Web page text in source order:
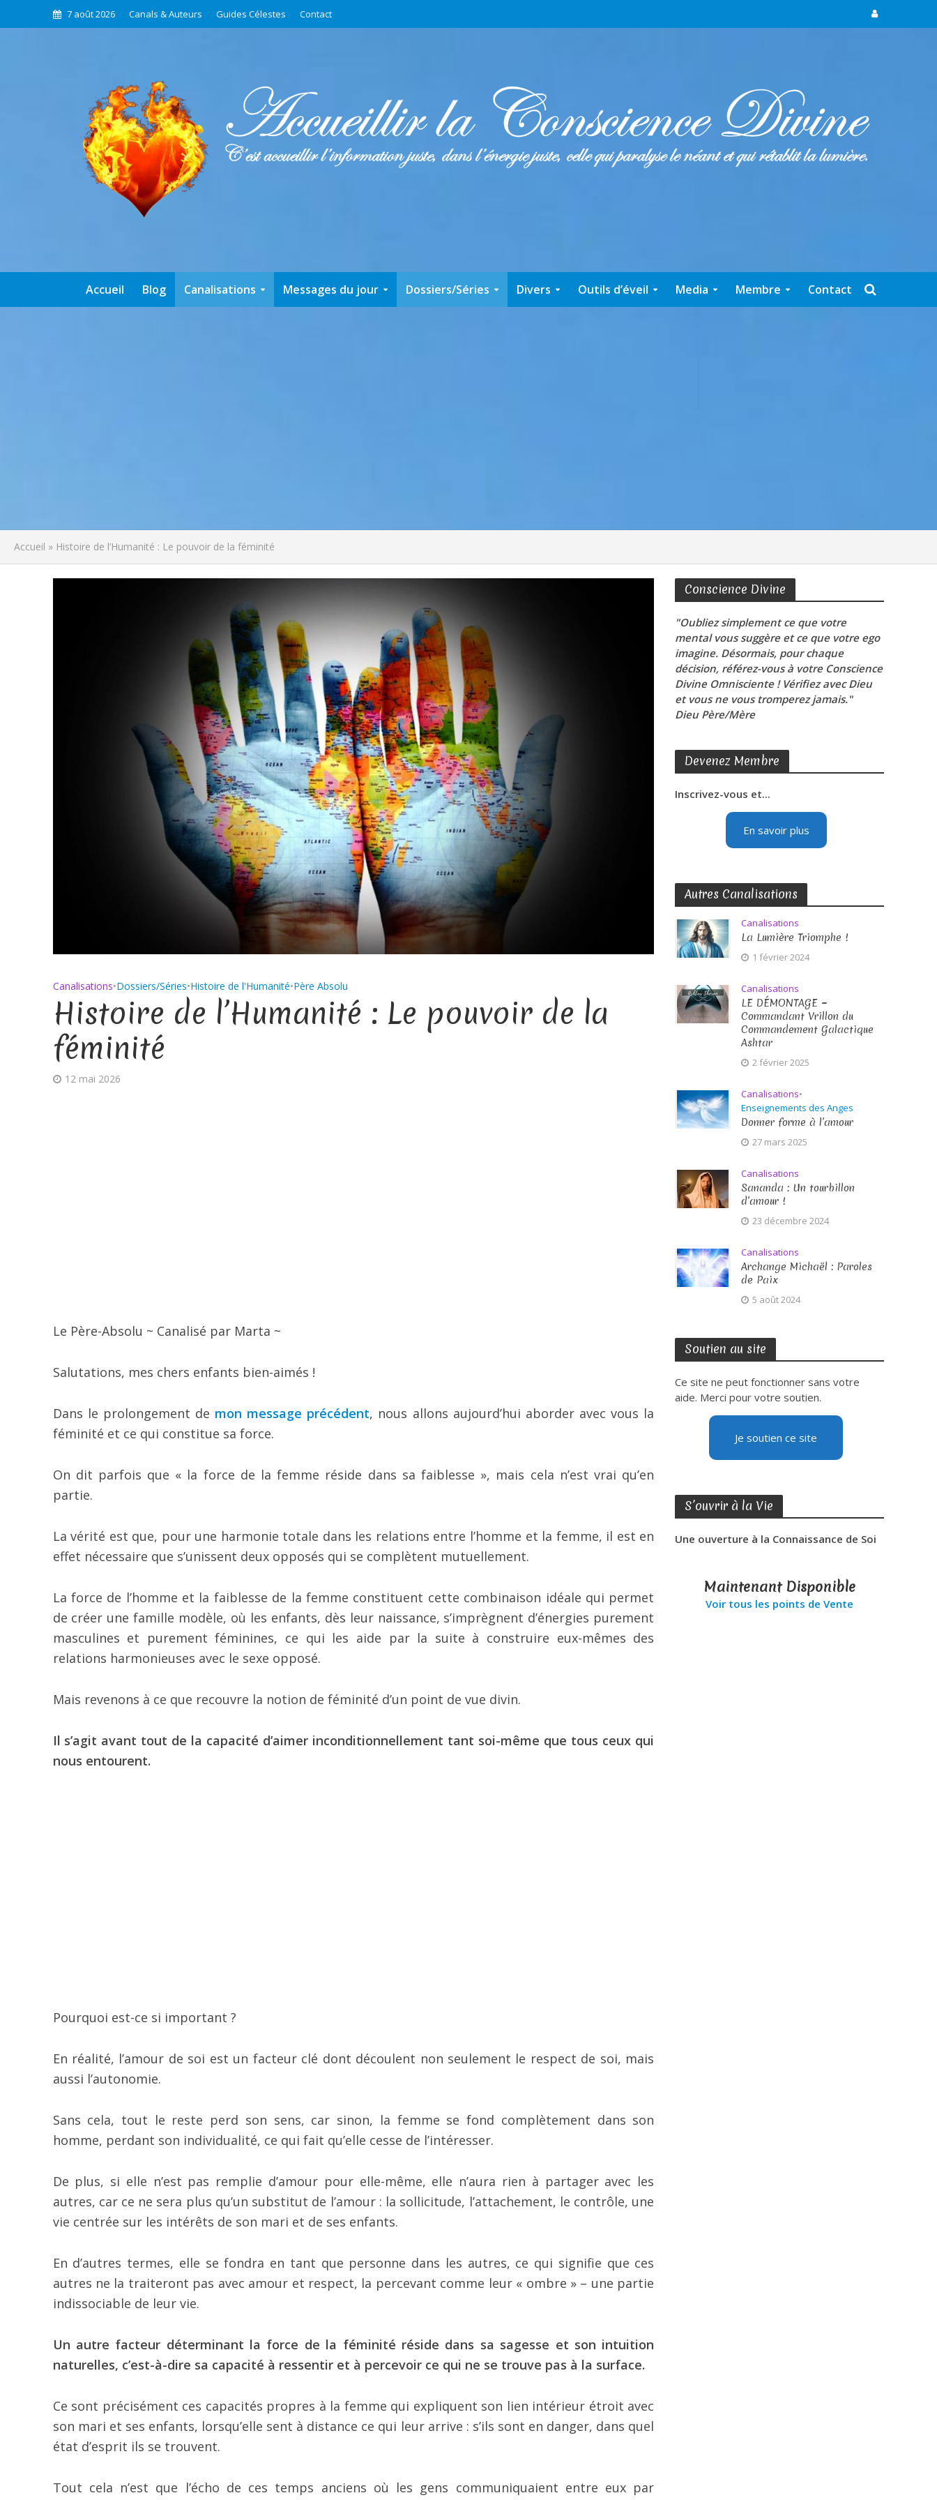
7 août 2026 Canals & Auteurs Guides Célestes Contact
Accueil Blog Canalisations Messages du jour Dossiers/Séries Divers Outils d’éveil Media Membre Contact
Accueil » Histoire de l’Humanité : Le pouvoir de la féminité
Canalisations•Dossiers/Séries•Histoire de l'Humanité•Père Absolu
Histoire de l’Humanité : Le pouvoir de la
féminité
12 mai 2026
Le Père-Absolu ~ Canalisé par Marta ~
Salutations, mes chers enfants bien-aimés !
Dans le prolongement de mon message précédent, nous allons aujourd’hui aborder avec vous la
féminité et ce qui constitue sa force.
On dit parfois que « la force de la femme réside dans sa faiblesse », mais cela n’est vrai qu’en
partie.
La vérité est que, pour une harmonie totale dans les relations entre l’homme et la femme, il est en
effet nécessaire que s’unissent deux opposés qui se complètent mutuellement.
La force de l’homme et la faiblesse de la femme constituent cette combinaison idéale qui permet
de créer une famille modèle, où les enfants, dès leur naissance, s’imprègnent d’énergies purement
masculines et purement féminines, ce qui les aide par la suite à construire eux-mêmes des
relations harmonieuses avec le sexe opposé.
Mais revenons à ce que recouvre la notion de féminité d’un point de vue divin.
Il s’agit avant tout de la capacité d’aimer inconditionnellement tant soi-même que tous ceux qui
nous entourent.
Pourquoi est-ce si important ?
En réalité, l’amour de soi est un facteur clé dont découlent non seulement le respect de soi, mais
aussi l’autonomie.
Sans cela, tout le reste perd son sens, car sinon, la femme se fond complètement dans son
homme, perdant son individualité, ce qui fait qu’elle cesse de l’intéresser.
De plus, si elle n’est pas remplie d’amour pour elle-même, elle n’aura rien à partager avec les
autres, car ce ne sera plus qu’un substitut de l’amour : la sollicitude, l’attachement, le contrôle, une
vie centrée sur les intérêts de son mari et de ses enfants.
En d’autres termes, elle se fondra en tant que personne dans les autres, ce qui signifie que ces
autres ne la traiteront pas avec amour et respect, la percevant comme leur « ombre » – une partie
indissociable de leur vie.
Un autre facteur déterminant la force de la féminité réside dans sa sagesse et son intuition
naturelles, c’est-à-dire sa capacité à ressentir et à percevoir ce qui ne se trouve pas à la surface.
Ce sont précisément ces capacités propres à la femme qui expliquent son lien intérieur étroit avec
son mari et ses enfants, lorsqu’elle sent à distance ce qui leur arrive : s’ils sont en danger, dans quel
état d’esprit ils se trouvent.
Tout cela n’est que l’écho de ces temps anciens où les gens communiquaient entre eux par
Conscience Divine
"Oubliez simplement ce que votre
mental vous suggère et ce que votre ego
imagine. Désormais, pour chaque
décision, référez-vous à votre Conscience
Divine Omnisciente ! Vérifiez avec Dieu
et vous ne vous tromperez jamais."
Dieu Père/Mère
Devenez Membre
Inscrivez-vous et...
En savoir plus
Autres Canalisations
Canalisations
La Lumière Triomphe !
1 février 2024
Canalisations
LE DÉMONTAGE ~
Commandant Vrillon du
Commandement Galactique
Ashtar
2 février 2025
Canalisations•
Enseignements des Anges
Donner forme à l’amour
27 mars 2025
Canalisations
Sananda : Un tourbillon
d’amour !
23 décembre 2024
Canalisations
Archange Michaël : Paroles
de Paix
5 août 2024
Soutien au site
Ce site ne peut fonctionner sans votre
aide. Merci pour votre soutien.
Je soutien ce site
S’ouvrir à la Vie
Une ouverture à la Connaissance de Soi
Maintenant Disponible
Voir tous les points de Vente